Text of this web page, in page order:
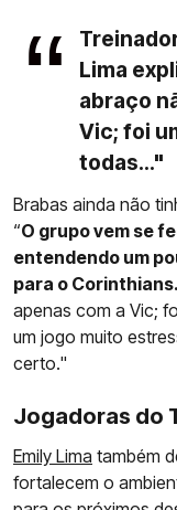
Lima
abraço
Vic; foi
todas..."
Brabas ainda não
“O grupo vem se
entendendo um
para o Corinthians.
apenas com a Vic;
um jogo muito
certo."
Jogadoras do
Emily Lima também
fortalecem o